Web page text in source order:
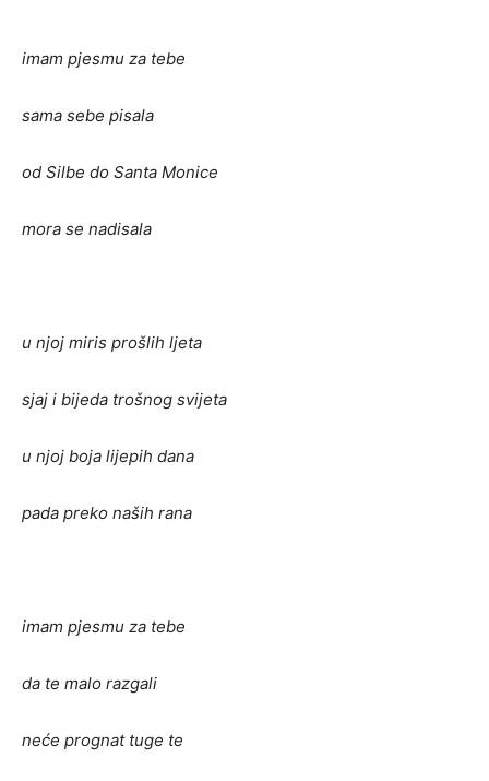
imam pjesmu za tebe
sama sebe pisala
od Silbe do Santa Monice
mora se nadisala
u njoj miris prošlih ljeta
sjaj i bijeda trošnog svijeta
u njoj boja lijepih dana
pada preko naših rana
imam pjesmu za tebe
da te malo razgali
neće prognat tuge te